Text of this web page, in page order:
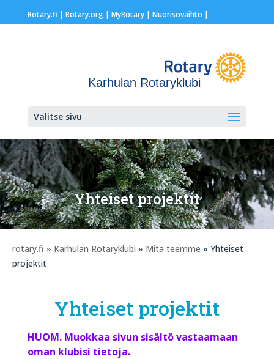
Rotary.fi | Rotary.org| MyRotary | Nuorisovaihto |
Karhulan Rotaryklubi
Valitse sivu
Yhteiset projektit
rotary.fi » Karhulan Rotaryklubi » Mitä teemme » Yhteiset
projektit
Yhteiset projektit
HUOM. Muokkaa sivun sisältö vastaamaan
oman klubisi tietoja.